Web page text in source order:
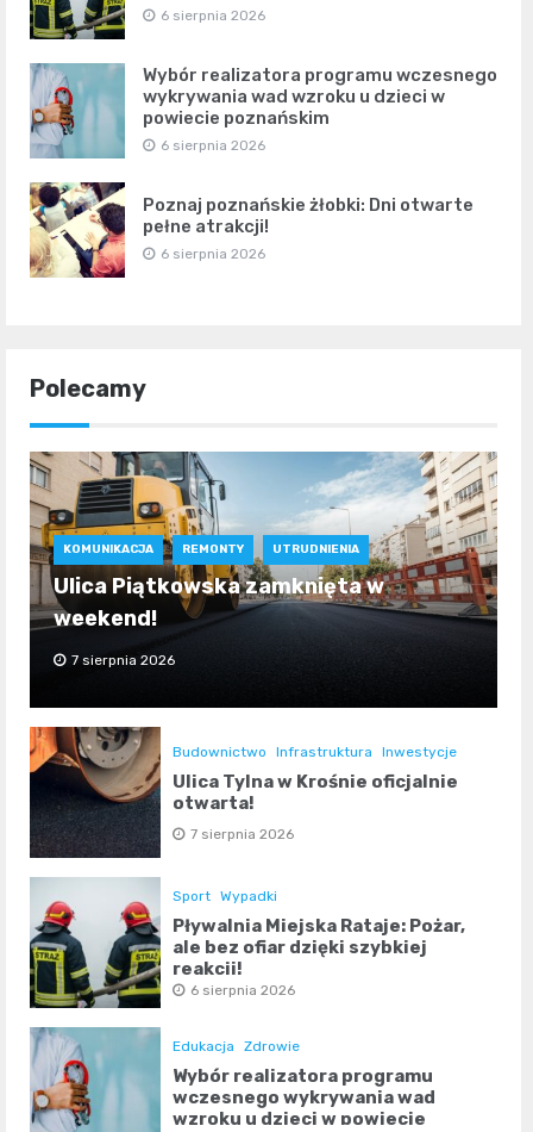
6 sierpnia 2026
Wybór realizatora programu wczesnego
wykrywania wad wzroku u dzieci w
powiecie poznańskim
6 sierpnia 2026
Poznaj poznańskie żłobki: Dni otwarte
pełne atrakcji!
6 sierpnia 2026
Polecamy
KOMUNIKACJA REMONTY UTRUDNIENIA
Ulica Piątkowska zamknięta w
weekend!
7 sierpnia 2026
Budownictwo Infrastruktura Inwestycje
Ulica Tylna w Krośnie oficjalnie
otwarta!
7 sierpnia 2026
Sport Wypadki
Pływalnia Miejska Rataje: Pożar,
ale bez ofiar dzięki szybkiej
reakcji!
6 sierpnia 2026
Edukacja Zdrowie
Wybór realizatora programu
wczesnego wykrywania wad
wzroku u dzieci w powiecie